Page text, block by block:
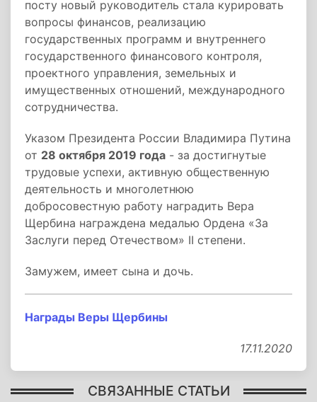
посту новый руководитель стала курировать
вопросы финансов, реализацию
государственных программ и внутреннего
государственного финансового контроля,
проектного управления, земельных и
имущественных отношений, международного
сотрудничества.
Указом Президента России Владимира Путина
от 28 октября 2019 года - за достигнутые
трудовые успехи, активную общественную
деятельность и многолетнюю
добросовестную работу наградить Вера
Щербина награждена медалью Ордена «За
Заслуги перед Отечеством» II степени.
Замужем, имеет сына и дочь.
Награды Веры Щербины
17.11.2020
СВЯЗАННЫЕ СТАТЬИ